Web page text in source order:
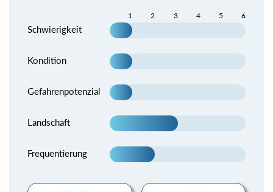
1 2 3 4 5 6
Schwierigkeit
Kondition
Gefahrenpotenzial
Landschaft
Frequentierung